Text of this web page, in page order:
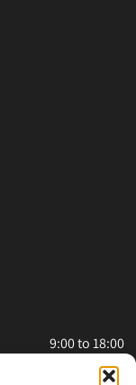
9:00 to 18:00
9:00 to 18:00